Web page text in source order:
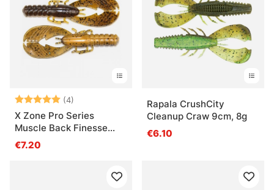
Arvio: (4)
5.0 5:sta tähdestä
X Zone Pro Series
Muscle Back Finesse
Craw, 8,2cm (8pcs)
€7.20
Rapala CrushCity
Cleanup Craw 9cm, 8g
€6.10